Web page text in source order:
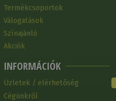
Termékcsoportok
Válogatások
Színajánló
Akciók
INFORMÁCIÓK
Üzletek / elérhetőség
Cégünkről